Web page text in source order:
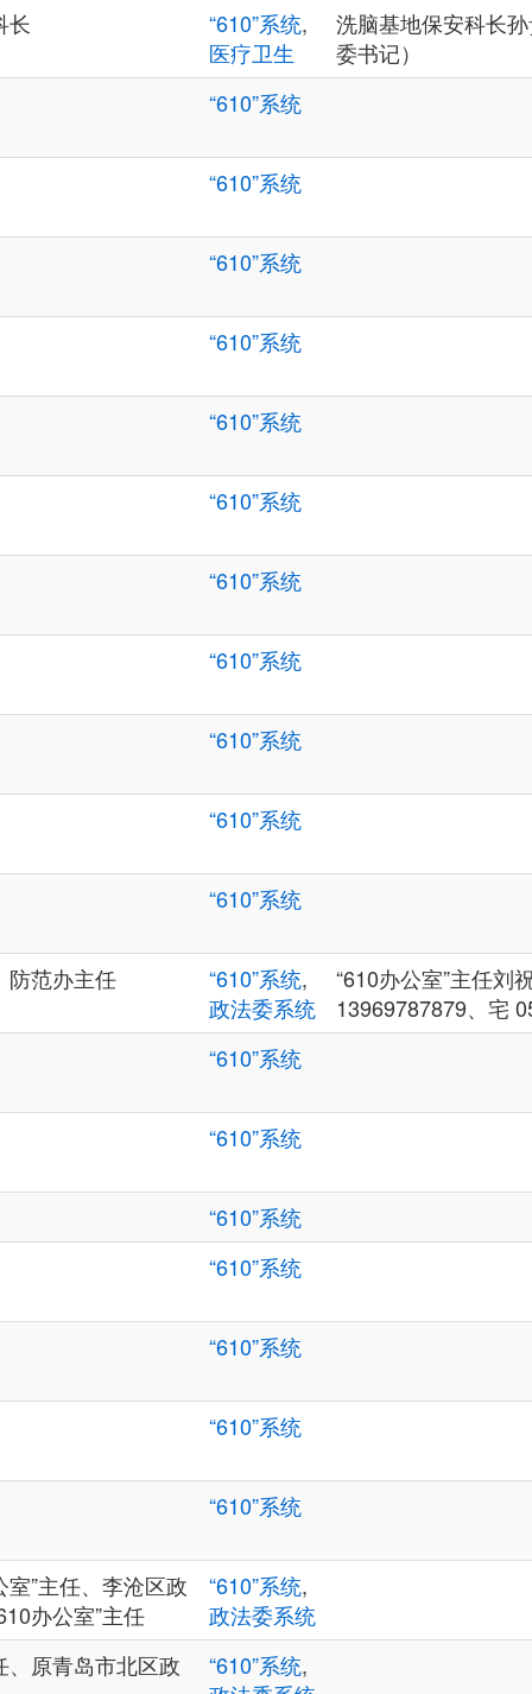
长 “610”系统,
医疗卫生
洗脑基地保安科长
委书记）
“610”系统
“610”系统
“610”系统
“610”系统
“610”系统
“610”系统
“610”系统
“610”系统
“610”系统
“610”系统
“610”系统
防范办主任 “610”系统,
政法委系统
“610办公室”主任刘
13969787879、宅
“610”系统
“610”系统
“610”系统
“610”系统
“610”系统
“610”系统
“610”系统
室”主任、李沧区政
办公室”主任
“610”系统,
政法委系统
、原青岛市北区政
“610”系统,